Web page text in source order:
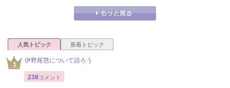
人気トピック 新着トピック
伊野尾慧について語ろう
238コメント